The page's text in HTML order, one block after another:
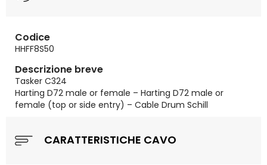
Codice
HHFF8S50
Descrizione breve
Tasker C324
Harting D72 male or female – Harting D72 male or
female (top or side entry) – Cable Drum Schill
CARATTERISTICHE CAVO